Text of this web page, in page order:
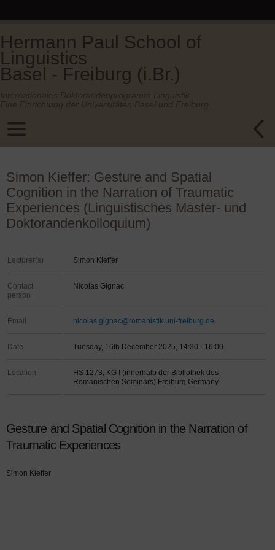
Hermann Paul School of
Linguistics
Basel - Freiburg (i.Br.)
Simon Kieffer: Gesture and Spatial
Cognition in the Narration of Traumatic
Experiences (Linguistisches Master- und
Doktorandenkolloquium)
Lecturer(s) Simon Kieffer
Contact
person
Nicolas Gignac
Email nicolas.gignac@romanistik.uni-freiburg.de
Date Tuesday, 16th December 2025, 14:30 - 16:00
Location
HS 1273, KG I (innerhalb der Bibliothek des
Romanischen Seminars) Freiburg Germany
Gesture and Spatial Cognition in the Narration of
Traumatic Experiences
Simon Kieffer